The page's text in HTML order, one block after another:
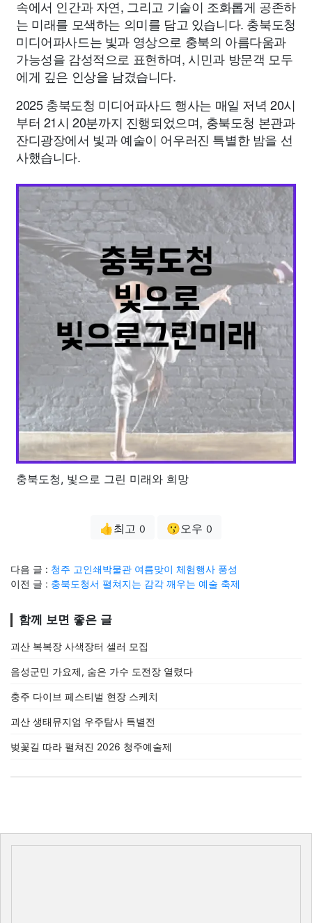
속에서 인간과 자연, 그리고 기술이 조화롭게 공존하
는 미래를 모색하는 의미를 담고 있습니다. 충북도청
미디어파사드는 빛과 영상으로 충북의 아름다움과
가능성을 감성적으로 표현하며, 시민과 방문객 모두
에게 깊은 인상을 남겼습니다.
2025 충북도청 미디어파사드 행사는 매일 저녁 20시
부터 21시 20분까지 진행되었으며, 충북도청 본관과
잔디광장에서 빛과 예술이 어우러진 특별한 밤을 선
사했습니다.
충북도청, 빛으로 그린 미래와 희망
👍최고 0 😗오우 0
다음 글 : 청주 고인쇄박물관 여름맞이 체험행사 풍성
이전 글 : 충북도청서 펼쳐지는 감각 깨우는 예술 축제
함께 보면 좋은 글
괴산 복복장 사색장터 셀러 모집
음성군민 가요제, 숨은 가수 도전장 열렸다
충주 다이브 페스티벌 현장 스케치
괴산 생태뮤지엄 우주탐사 특별전
벚꽃길 따라 펼쳐진 2026 청주예술제